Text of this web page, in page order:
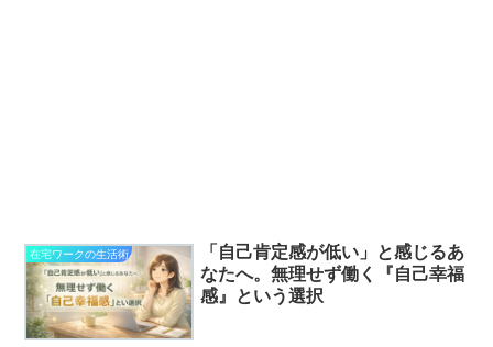
在宅ワークの生活術
「自己肯定感が低い」と感じるあ
なたへ。無理せず働く『自己幸福
感』という選択